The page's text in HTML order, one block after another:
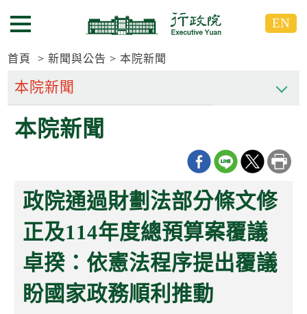
到
要
區
到
要
區
選單按鈕 EN
首頁 新聞與公告 本院新聞
本院新聞
政院通過財劃法部分條文修
正及114年度總預算案覆議
卓揆：依憲法程序提出覆議
盼國家政務順利推動